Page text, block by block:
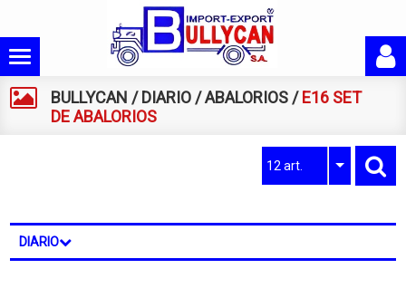
BULLYCAN / DIARIO /ABALORIOS /E16 SET
DE ABALORIOS
12 art.
DIARIO